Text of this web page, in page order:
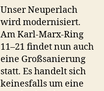
Karl-
Marx-
Ring
11–
21
(am
„Lichtmenschen“)
Unser Neuperlach
wird modernisiert.
Am Karl-Marx-Ring
11–21 findet nun auch
eine Großsanierung
statt. Es handelt sich
keinesfalls um eine